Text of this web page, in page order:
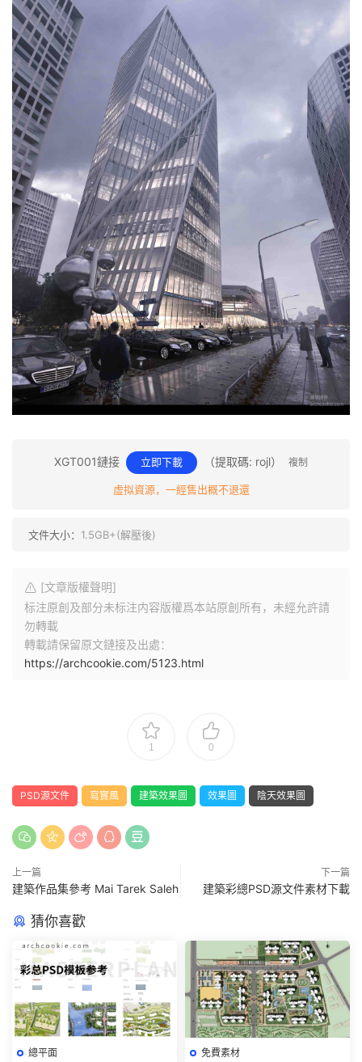
XGT001鏈接 立即下載 （提取碼: rojl） 複制
虛拟資源，一經售出概不退還
文件大小： 1.5GB+(解壓後)
[文章版權聲明]
标注原創及部分未标注内容版權爲本站原創所有，未經允許請
勿轉載
轉載請保留原文鏈接及出處：
https://archcookie.com/5123.html
1 0
PSD源文件 寫實風 建築效果圖 效果圖 陰天效果圖
上一篇
建築作品集參考 Mai Tarek Saleh
下一篇
建築彩總PSD源文件素材下載
猜你喜歡
總平面 免費素材